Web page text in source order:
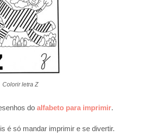
Colorir letra Z
do alfabeto para imprimir.
é só mandar imprimir e se divertir.